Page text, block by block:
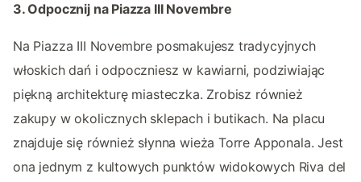
3. Odpocznij na Piazza III Novembre
Na Piazza III Novembre posmakujesz tradycyjnych
włoskich dań i odpoczniesz w kawiarni, podziwiając
piękną architekturę miasteczka. Zrobisz również
zakupy w okolicznych sklepach i butikach. Na placu
znajduje się również słynna wieża Torre Apponala. Jest
ona jednym z kultowych punktów widokowych Riva del